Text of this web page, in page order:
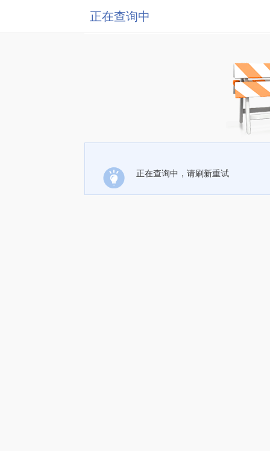
正在查询中
正在查询中，请刷新重试